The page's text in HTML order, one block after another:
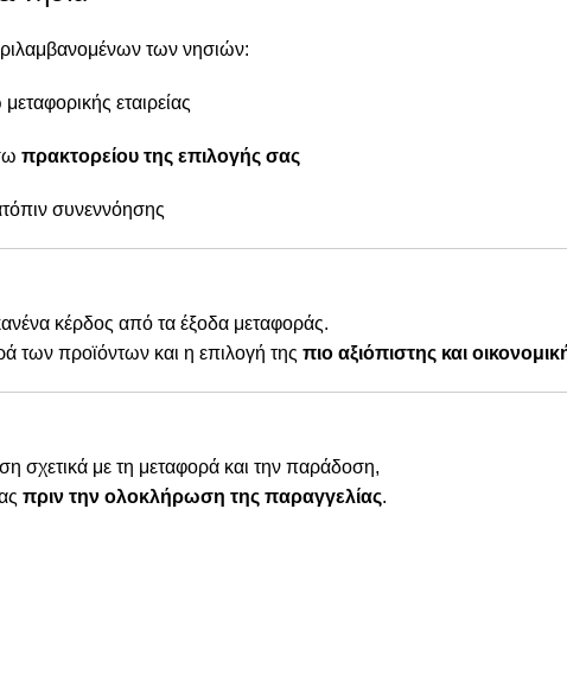
των νησιών:
εταιρείας
πρακτορείου της επιλογής σας
συνεννόησης
κέρδος από τα έξοδα μεταφοράς.
των προϊόντων και η επιλογή της πιο αξιόπιστης και
σχετικά με τη μεταφορά και την παράδοση,
πριν την ολοκλήρωση της παραγγελίας.